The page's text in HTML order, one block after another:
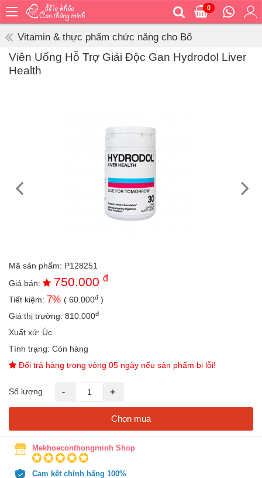
0
Bé
ăn
ngoài
an
toàn
Bé
tắm
Bé
mà
học
cho
bố
Vitamin & thực phẩm chức năng cho Bố
Viên Uống Hỗ Trợ Giải Độc Gan Hydrodol Liver
Health
Mã sản phẩm: P128251
Giá bán:
750.000 đ
Tiết kiệm: 7% ( 60.000đ )
Giá thị trường: 810.000đ
Xuất xứ: Úc
Tình trạng: Còn hàng
Đổi trả hàng trong vòng 05 ngày nếu sản phẩm bị lỗi!
Số lượng - +
Chọn mua
Mekhoeconthongminh Shop
Cam kết chính hãng 100%